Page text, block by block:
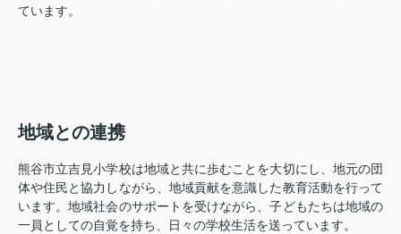
ています。
地域との連携
熊谷市立吉見小学校は地域と共に歩むことを大切にし、地元の団
体や住民と協力しながら、地域貢献を意識した教育活動を行って
います。地域社会のサポートを受けながら、子どもたちは地域の
一員としての自覚を持ち、日々の学校生活を送っています。